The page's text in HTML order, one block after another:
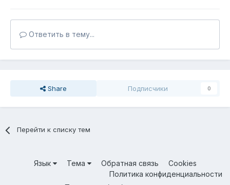
Ответить в тему...
Share Подписчики 0
Перейти к списку тем
Язык Тема Обратная связь
Cookies
Политика конфиденциальности